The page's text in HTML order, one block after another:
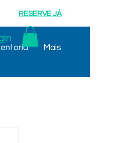
RESERVE JÁ
Mais